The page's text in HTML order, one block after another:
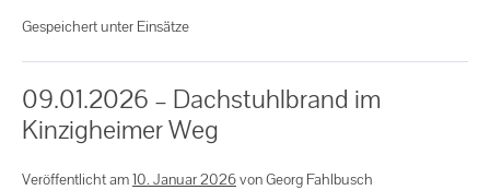
Gespeichert unter Einsätze
09.01.2026 – Dachstuhlbrand im
Kinzigheimer Weg
Veröffentlicht am10. Januar 2026vonGeorg Fahlbusch